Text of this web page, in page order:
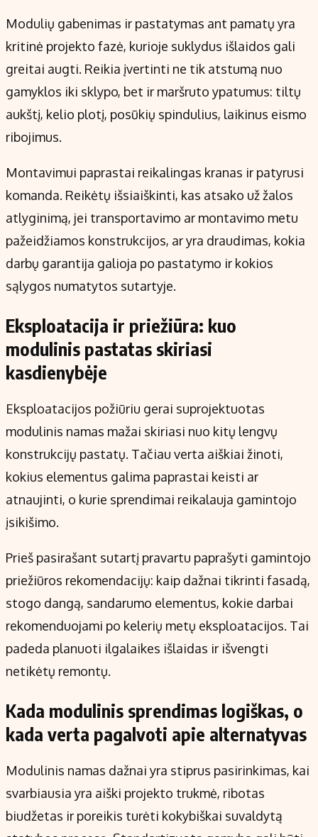
Modulių gabenimas ir pastatymas ant pamatų yra
kritinė projekto fazė, kurioje suklydus išlaidos gali
greitai augti. Reikia įvertinti ne tik atstumą nuo
gamyklos iki sklypo, bet ir maršruto ypatumus: tiltų
aukštį, kelio plotį, posūkių spindulius, laikinus eismo
ribojimus.
Montavimui paprastai reikalingas kranas ir patyrusi
komanda. Reikėtų išsiaiškinti, kas atsako už žalos
atlyginimą, jei transportavimo ar montavimo metu
pažeidžiamos konstrukcijos, ar yra draudimas, kokia
darbų garantija galioja po pastatymo ir kokios
sąlygos numatytos sutartyje.
Eksploatacija ir priežiūra: kuo
modulinis pastatas skiriasi
kasdienybėje
Eksploatacijos požiūriu gerai suprojektuotas
modulinis namas mažai skiriasi nuo kitų lengvų
konstrukcijų pastatų. Tačiau verta aiškiai žinoti,
kokius elementus galima paprastai keisti ar
atnaujinti, o kurie sprendimai reikalauja gamintojo
įsikišimo.
Prieš pasirašant sutartį pravartu paprašyti gamintojo
priežiūros rekomendacijų: kaip dažnai tikrinti fasadą,
stogo dangą, sandarumo elementus, kokie darbai
rekomenduojami po kelerių metų eksploatacijos. Tai
padeda planuoti ilgalaikes išlaidas ir išvengti
netikėtų remontų.
Kada modulinis sprendimas logiškas, o
kada verta pagalvoti apie alternatyvas
Modulinis namas dažnai yra stiprus pasirinkimas, kai
svarbiausia yra aiški projekto trukmė, ribotas
biudžetas ir poreikis turėti kokybiškai suvaldytą